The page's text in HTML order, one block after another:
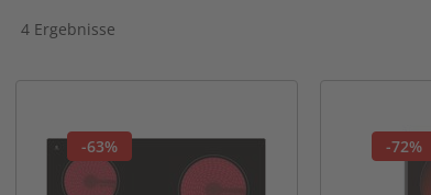
4 Ergebnisse
-63% -72%